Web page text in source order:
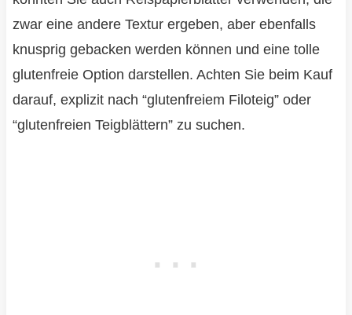
zwar eine andere Textur ergeben, aber ebenfalls
knusprig gebacken werden können und eine tolle
glutenfreie Option darstellen. Achten Sie beim Kauf
darauf, explizit nach “glutenfreiem Filoteig” oder
“glutenfreien Teigblättern” zu suchen.